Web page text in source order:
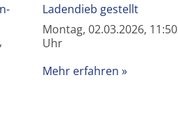
Ladendieb gestellt
Montag, 02.03.2026, 11:50
Uhr
Mehr erfahren